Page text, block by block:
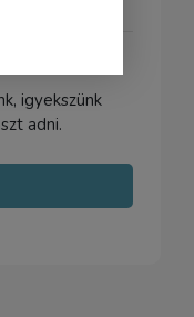
igyekszünk
adni.